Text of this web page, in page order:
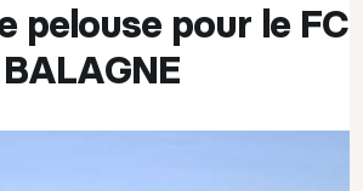
pelouse pour le FC
BALAGNE